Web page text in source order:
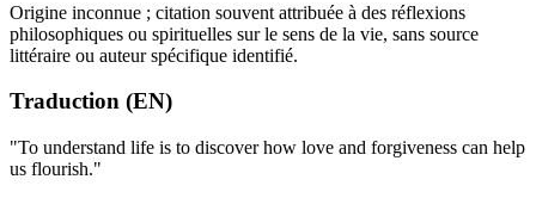
Origine inconnue ; citation souvent attribuée à des réflexions
philosophiques ou spirituelles sur le sens de la vie, sans source
littéraire ou auteur spécifique identifié.
Traduction (EN)
"To understand life is to discover how love and forgiveness can help
us flourish."